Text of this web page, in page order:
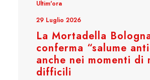
Ultim'ora
29 Luglio 2026
La Mortadella
conferma “salume
anche nei momenti di
difficili